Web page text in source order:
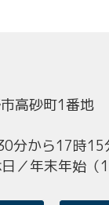
高砂町1番地
分から17時15
／年末年始